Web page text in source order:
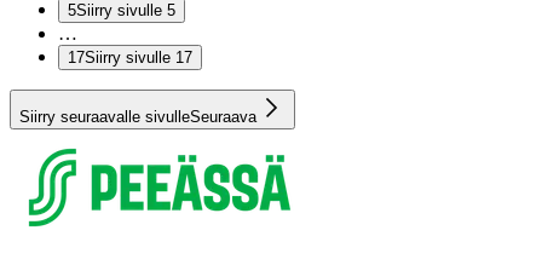
5Siirry sivulle 5
…
17Siirry sivulle 17
Siirry seuraavalle sivulleSeuraava